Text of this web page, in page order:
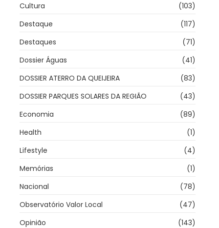
Cultura
(103)
Destaque
(117)
Destaques
(71)
Dossier Águas
(41)
DOSSIER ATERRO DA QUEIJEIRA
(83)
DOSSIER PARQUES SOLARES DA REGIÃO
(43)
Economia
(89)
Health
(1)
Lifestyle
(4)
Memórias
(1)
Nacional
(78)
Observatório Valor Local
(47)
Opinião
(143)